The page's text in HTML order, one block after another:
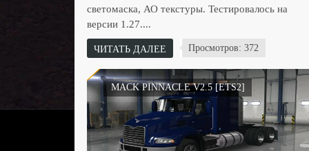
светомаска, АО текстуры. Тестировалось на
версии 1.27....
ЧИТАТЬ ДАЛЕЕ Просмотров: 372
MACK PINNACLE V2.5 [ETS2]